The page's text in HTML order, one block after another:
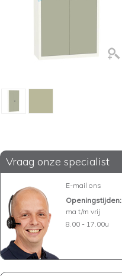
Vraag onze specialist
E-mail ons
Openingstijden:
ma t/m vrij
8.00 - 17.00u